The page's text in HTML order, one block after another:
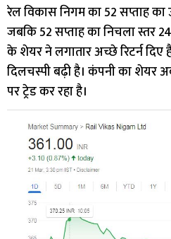
रेल विकास निगम का 52 सप्ताह
जबकि 52 सप्ताह का निचला स्तर
के शेयर ने लगातार अच्छे रिटर्न
दिलचस्पी बढ़ी है। कंपनी का शेयर
पर ट्रेड कर रहा है।